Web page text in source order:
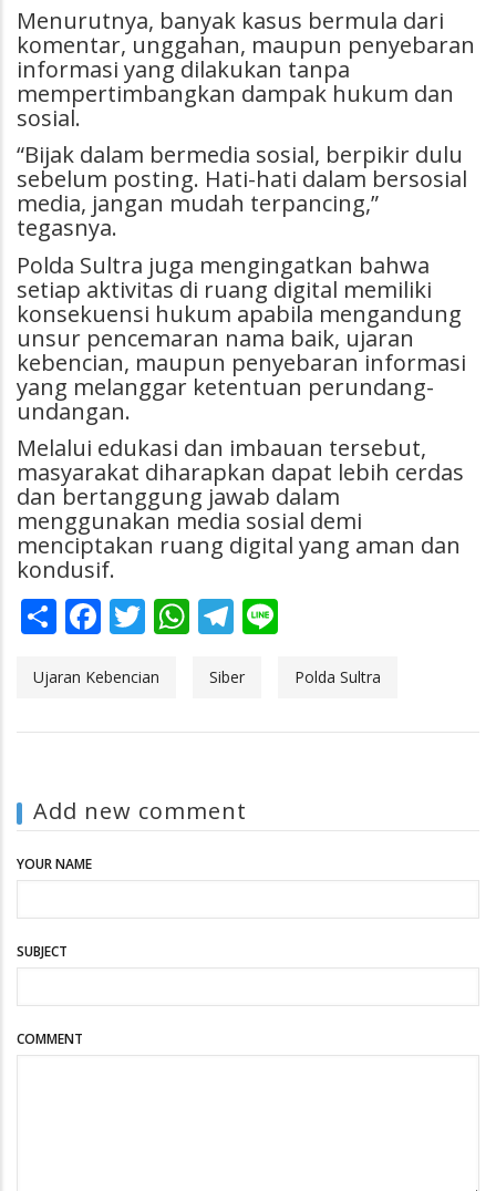
Menurutnya, banyak kasus bermula dari
komentar, unggahan, maupun penyebaran
informasi yang dilakukan tanpa
mempertimbangkan dampak hukum dan
sosial.
“Bijak dalam bermedia sosial, berpikir dulu
sebelum posting. Hati-hati dalam bersosial
media, jangan mudah terpancing,”
tegasnya.
Polda Sultra juga mengingatkan bahwa
setiap aktivitas di ruang digital memiliki
konsekuensi hukum apabila mengandung
unsur pencemaran nama baik, ujaran
kebencian, maupun penyebaran informasi
yang melanggar ketentuan perundang-
undangan.
Melalui edukasi dan imbauan tersebut,
masyarakat diharapkan dapat lebih cerdas
dan bertanggung jawab dalam
menggunakan media sosial demi
menciptakan ruang digital yang aman dan
kondusif.
ShareFacebook
Twitter
WhatsApp
Telegram
Ujaran Kebencian Siber Polda Sultra
Add new comment
YOUR NAME
SUBJECT
COMMENT